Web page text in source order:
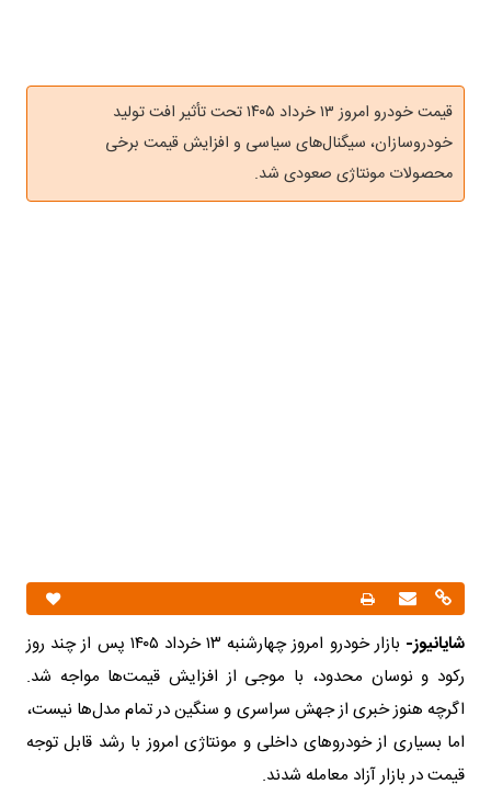
قیمت خودرو امروز ۱۳ خرداد ۱۴۰۵ تحت تأثیر افت تولید
خودروسازان، سیگنال‌های سیاسی و افزایش قیمت برخی
محصولات مونتاژی صعودی شد.
شایانیوز-
بازار خودرو امروز چهارشنبه ۱۳ خرداد ۱۴۰۵ پس از چند روز
رکود و نوسان محدود، با موجی از افزایش قیمت‌ها مواجه شد.
اگرچه هنوز خبری از جهش سراسری و سنگین در تمام مدل‌ها نیست،
اما بسیاری از خودروهای داخلی و مونتاژی امروز با رشد قابل توجه
قیمت در بازار آزاد معامله شدند.